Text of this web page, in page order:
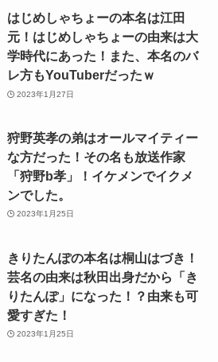
はじめしゃちょーの本名は江田
元！はじめしゃちょーの由来は大
学時代にあった！また、本名のバ
レ方もYouTuberだったｗ
2023年1月27日
狩野英孝の弟はオールマイティー
な方だった！その名も放送作家
「狩野b孝」！イケメンでイクメ
ンでした。
2023年1月25日
きりたんぽの本名は桐山はづき！
芸名の由来は秋田出身だから「き
りたんぽ」になった！？由来も可
愛すぎた！
2023年1月25日